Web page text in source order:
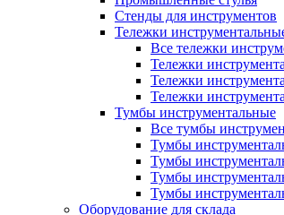
Стенды для инструментов
Тележки
Все тележки
Тележки
Тележки
Тележки
Тумбы инструментальные
Все тумбы
Тумбы
Тумбы
Тумбы
Тумбы
Оборудование для склада